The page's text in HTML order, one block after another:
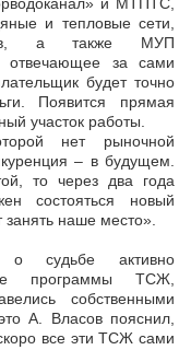
и МТПТС,
и тепловые сети,
а также МУП
отвечающее за сами
будет точно
Появится прямая
участок работы.
нет рыночной
– в будущем.
то через два года
состояться новый
занять наше место».
судьбе активно
программы ТСЖ,
собственными
А. Власов пояснил,
все эти ТСЖ сами